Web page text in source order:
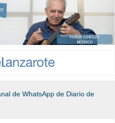
navigation
de WhatsApp de Diario de